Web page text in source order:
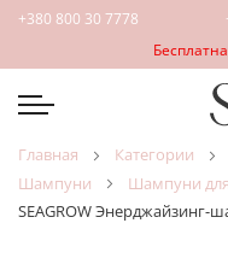
+380 800 30 7778
главная категории
шампуни
шампуни
SEAGROW Энерджайзинг-